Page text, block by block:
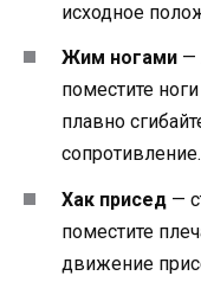
исходное
Жим ногами —
поместите
плавно
сопротивление.
Хак присед —
поместите
движение